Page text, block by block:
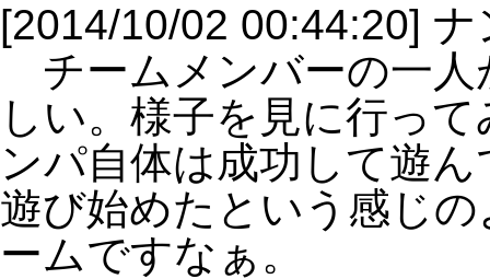
[2014/10/02 00:44:20]
チームメンバーの一人
しい。様子を見に行っ
ンパ自体は成功して遊
遊び始めたという感じ
ームですなぁ。